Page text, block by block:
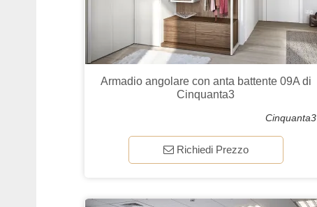
Armadio angolare con anta battente 09A di
Cinquanta3
Cinquanta3
Richiedi Prezzo